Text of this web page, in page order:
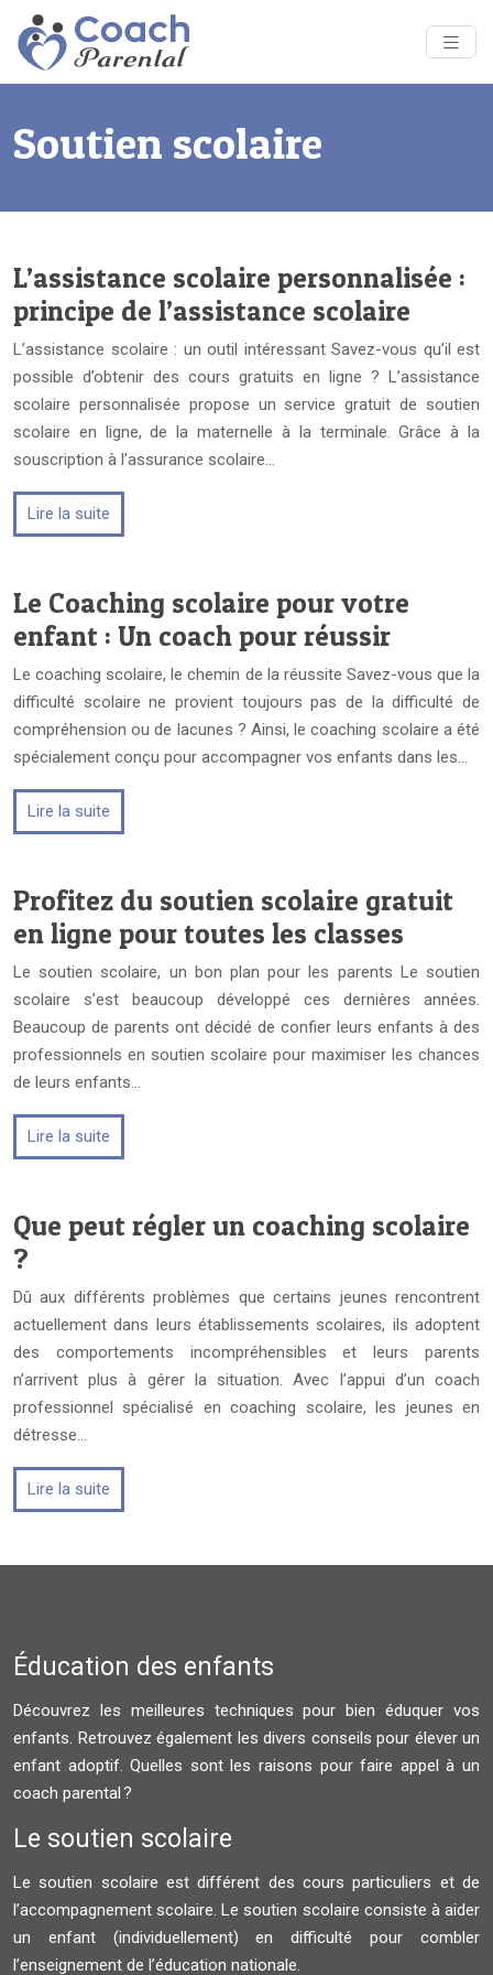
Soutien scolaire
L’assistance scolaire personnalisée :
principe de l’assistance scolaire
L’assistance scolaire : un outil intéressant Savez-vous qu’il est
possible d’obtenir des cours gratuits en ligne ? L’assistance
scolaire personnalisée propose un service gratuit de soutien
scolaire en ligne, de la maternelle à la terminale. Grâce à la
souscription à l’assurance scolaire…
Lire la suite
Le Coaching scolaire pour votre
enfant : Un coach pour réussir
Le coaching scolaire, le chemin de la réussite Savez-vous que la
difficulté scolaire ne provient toujours pas de la difficulté de
compréhension ou de lacunes ? Ainsi, le coaching scolaire a été
spécialement conçu pour accompagner vos enfants dans les…
Lire la suite
Profitez du soutien scolaire gratuit
en ligne pour toutes les classes
Le soutien scolaire, un bon plan pour les parents Le soutien
scolaire s’est beaucoup développé ces dernières années.
Beaucoup de parents ont décidé de confier leurs enfants à des
professionnels en soutien scolaire pour maximiser les chances
de leurs enfants…
Lire la suite
Que peut régler un coaching scolaire
?
Dû aux différents problèmes que certains jeunes rencontrent
actuellement dans leurs établissements scolaires, ils adoptent
des comportements incompréhensibles et leurs parents
n’arrivent plus à gérer la situation. Avec l’appui d’un coach
professionnel spécialisé en coaching scolaire, les jeunes en
détresse…
Lire la suite
Éducation des enfants
Découvrez les meilleures techniques pour bien éduquer vos
enfants. Retrouvez également les divers conseils pour élever un
enfant adoptif. Quelles sont les raisons pour faire appel à un
coach parental ?
Le soutien scolaire
Le soutien scolaire est différent des cours particuliers et de
l’accompagnement scolaire. Le soutien scolaire consiste à aider
un enfant (individuellement) en difficulté pour combler
l’enseignement de l’éducation nationale.